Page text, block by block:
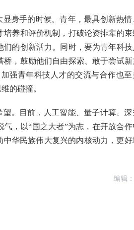
身手的时候。青年，最具创新热情
养和评价机制，打破论资排辈的束
的创新活力。同时，要为青年科技
，鼓励他们自由探索、敢于尝试新
强青年科技人才的交流与合作也至
的碰撞。
。目前，人工智能、量子计算、深
，以“国之大者”为志，在开放合
华民族伟大复兴的内核动力，更好
编辑